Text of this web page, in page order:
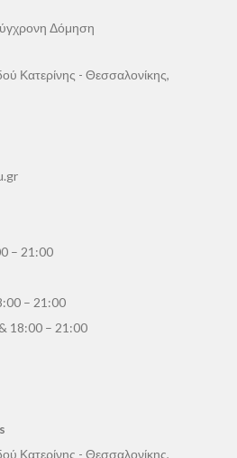
Δόμηση
Κατερίνης - Θεσσαλονίκης,
– 21:00
– 21:00
18:00 – 21:00
Κατερίνης - Θεσσαλονίκης,